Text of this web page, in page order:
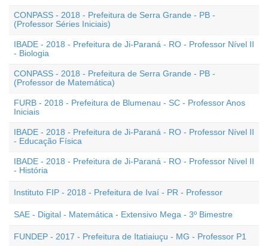
CONPASS - 2018 - Prefeitura de Serra Grande - PB -
(Professor Séries Iniciais)
IBADE - 2018 - Prefeitura de Ji-Paraná - RO - Professor Nível II
- Biologia
CONPASS - 2018 - Prefeitura de Serra Grande - PB -
(Professor de Matemática)
FURB - 2018 - Prefeitura de Blumenau - SC - Professor Anos
Iniciais
IBADE - 2018 - Prefeitura de Ji-Paraná - RO - Professor Nível II
- Educação Física
IBADE - 2018 - Prefeitura de Ji-Paraná - RO - Professor Nível II
- História
Instituto FIP - 2018 - Prefeitura de Ivaí - PR - Professor
SAE - Digital - Matemática - Extensivo Mega - 3º Bimestre
FUNDEP - 2017 - Prefeitura de Itatiaiuçu - MG - Professor P1